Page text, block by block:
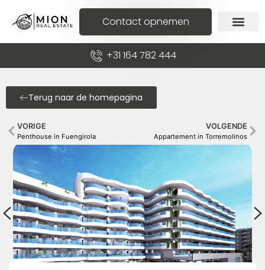
Contact opnemen
+31 164 782 444
Terug naar de homepagina
VORIGE
Penthouse in Fuengirola
VOLGENDE
Appartement in Torremolinos